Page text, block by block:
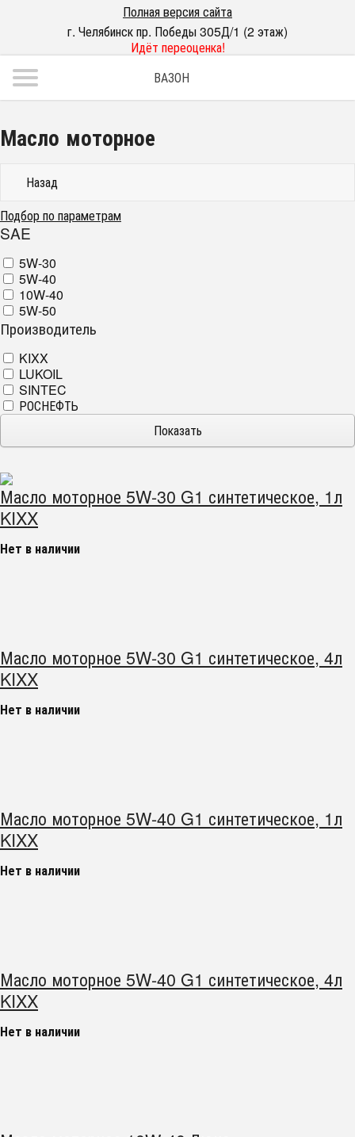
Полная версия сайта
г. Челябинск пр. Победы 305Д/1 (2 этаж)
Идёт переоценка!
ВАЗОН
Масло моторное
Назад
Подбор по параметрам
SAE
5W-30
5W-40
10W-40
5W-50
Производитель
KIXX
LUKOIL
SINTEC
РОСНЕФТЬ
Масло моторное 5W-30 G1 синтетическое, 1л
KIXX
Нет в наличии
Масло моторное 5W-30 G1 синтетическое, 4л
KIXX
Нет в наличии
Масло моторное 5W-40 G1 синтетическое, 1л
KIXX
Нет в наличии
Масло моторное 5W-40 G1 синтетическое, 4л
KIXX
Нет в наличии